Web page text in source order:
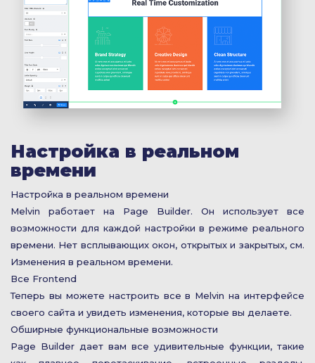
Настройка в реальном
времени
Настройка в реальном времени
Melvin работает на Page Builder. Он использует все
возможности для каждой настройки в режиме реального
времени. Нет всплывающих окон, открытых и закрытых, см.
Изменения в реальном времени.
Все Frontend
Теперь вы можете настроить все в Melvin на интерфейсе
своего сайта и увидеть изменения, которые вы делаете.
Обширные функциональные возможности
Page Builder дает вам все удивительные функции, такие